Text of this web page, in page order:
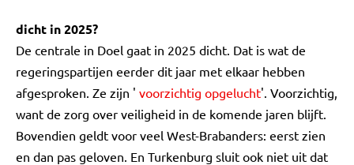
dicht in 2025?
De centrale in Doel gaat in 2025 dicht. Dat is wat de
regeringspartijen eerder dit jaar met elkaar hebben
afgesproken. Ze zijn ' voorzichtig opgelucht'. Voorzichtig,
want de zorg over veiligheid in de komende jaren blijft.
Bovendien geldt voor veel West-Brabanders: eerst zien
en dan pas geloven. En Turkenburg sluit ook niet uit dat